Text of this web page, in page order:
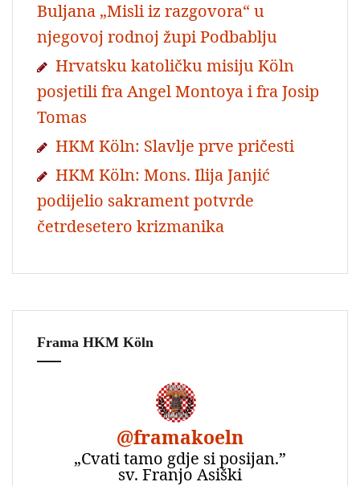
Buljana „Misli iz razgovora“ u
njegovoj rodnoj župi Podbablju
Hrvatsku katoličku misiju Köln
posjetili fra Angel Montoya i fra Josip
Tomas
HKM Köln: Slavlje prve pričesti
HKM Köln: Mons. Ilija Janjić
podijelio sakrament potvrde
četrdesetero krizmanika
Frama HKM Köln
@framakoeln
„Cvati tamo gdje si posijan.”
sv. Franjo Asiški